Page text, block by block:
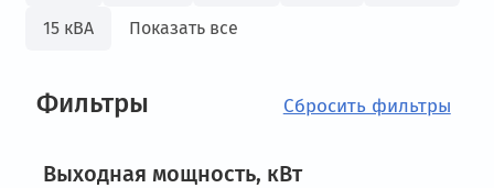
15 кВА Показать все
Фильтры
Выходная мощность, кВт